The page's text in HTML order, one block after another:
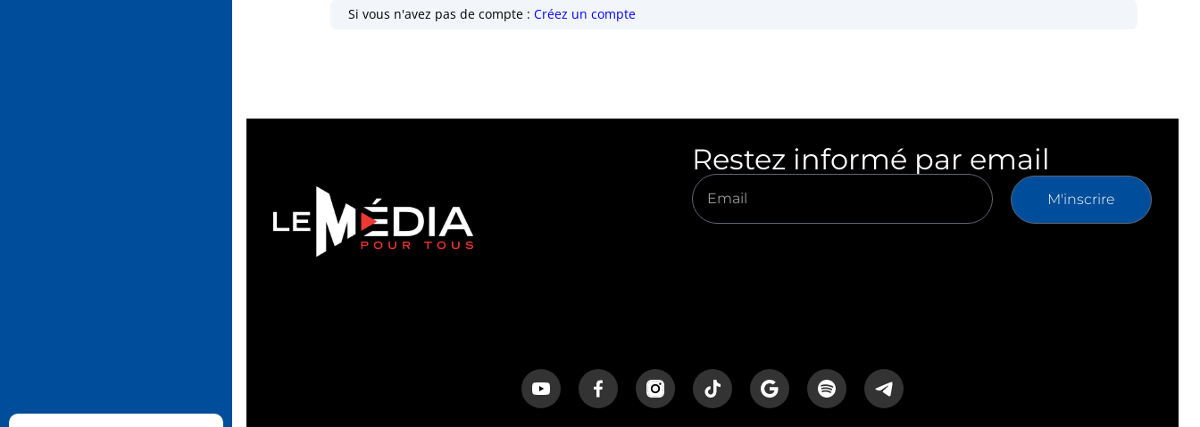
Si vous n'avez pas de compte :Créez un compte
Restez informé par email
M'inscrire